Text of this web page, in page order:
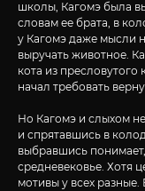
школы, Кагомэ была
словам ее брата, в
у Кагомэ даже мысли
выручать животное.
кота из
начал требовать
Но Кагомэ и слыхом
и спрятавшись в
выбравшись
средневековье. Хотя
мотивы у всех